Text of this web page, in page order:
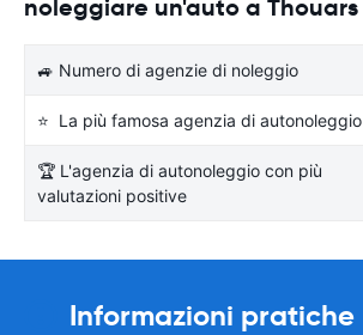
noleggiare un'auto a Thouars
🚙 Numero di agenzie di noleggio
⭐ La più famosa agenzia di autonoleggio
🏆 L'agenzia di autonoleggio con più
valutazioni positive
Informazioni pratiche